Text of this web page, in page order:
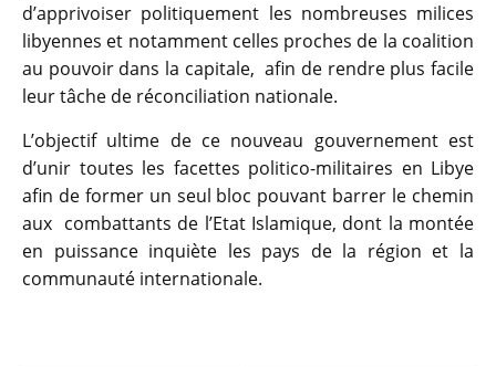
d’apprivoiser politiquement les nombreuses milices
libyennes et notamment celles proches de la coalition
au pouvoir dans la capitale, afin de rendre plus facile
leur tâche de réconciliation nationale.
L’objectif ultime de ce nouveau gouvernement est
d’unir toutes les facettes politico-militaires en Libye
afin de former un seul bloc pouvant barrer le chemin
aux combattants de l’Etat Islamique, dont la montée
en puissance inquiète les pays de la région et la
communauté internationale.